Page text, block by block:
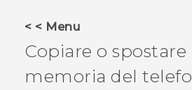
VIVERSE
< < Menu
Copiare o
memoria del